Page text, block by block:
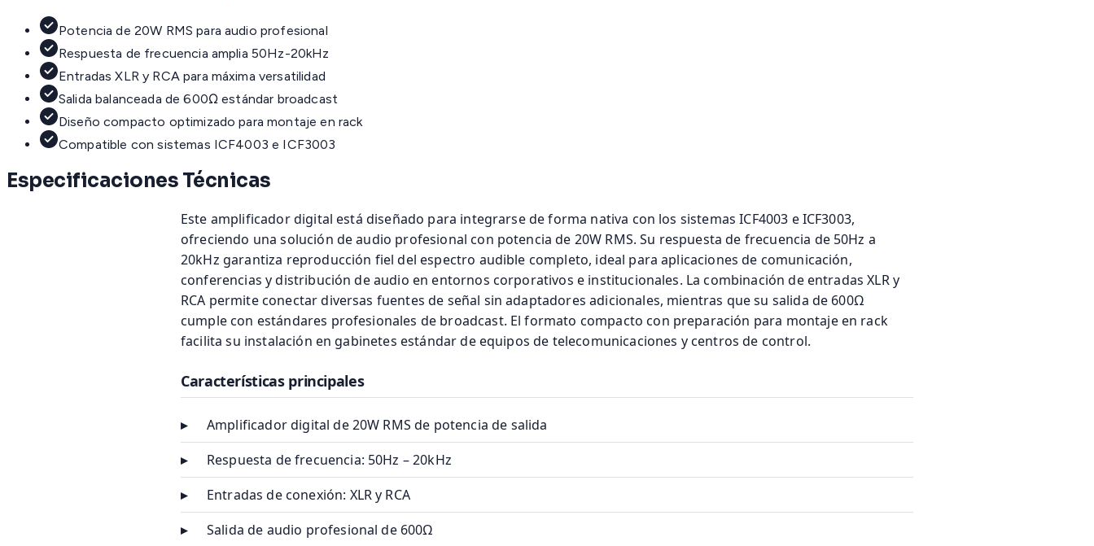
Potencia de 20W RMS para audio profesional
Respuesta de frecuencia amplia 50Hz-20kHz
Entradas XLR y RCA para máxima versatilidad
Salida balanceada de 600Ω estándar broadcast
Diseño compacto optimizado para montaje en rack
Compatible con sistemas ICF4003 e ICF3003
Especificaciones Técnicas
Este amplificador digital está diseñado para integrarse de forma nativa con los sistemas ICF4003 e ICF3003,
ofreciendo una solución de audio profesional con potencia de 20W RMS. Su respuesta de frecuencia de 50Hz a
20kHz garantiza reproducción fiel del espectro audible completo, ideal para aplicaciones de comunicación,
conferencias y distribución de audio en entornos corporativos e institucionales. La combinación de entradas XLR y
RCA permite conectar diversas fuentes de señal sin adaptadores adicionales, mientras que su salida de 600Ω
cumple con estándares profesionales de broadcast. El formato compacto con preparación para montaje en rack
facilita su instalación en gabinetes estándar de equipos de telecomunicaciones y centros de control.
Características principales
▸
Amplificador digital de 20W RMS de potencia de salida
▸
Respuesta de frecuencia: 50Hz – 20kHz
▸
Entradas de conexión: XLR y RCA
▸
Salida de audio profesional de 600Ω